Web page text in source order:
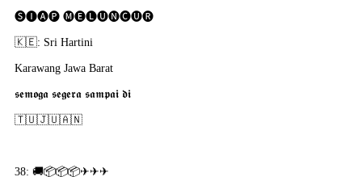
🅢🅘🅐🅟 🅜🅔🅛🅤🅝🅒🅤🅡
🇰​🇪: Sri Hartini
Karawang Jawa Barat
𝖘𝖊𝖒𝖔𝖌𝖆 𝖘𝖊𝖌𝖊𝖗𝖆 𝖘𝖆𝖒𝖕𝖆𝖎 𝖉𝖎
🇹​🇺​🇯​🇺​🇦​🇳​
38: 🚚📦📦📦✈✈✈